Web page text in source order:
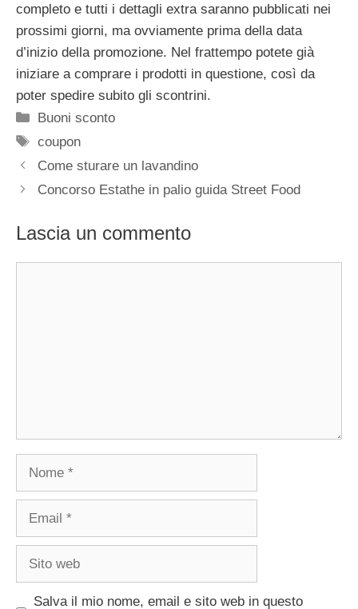
completo e tutti i dettagli extra saranno pubblicati nei
prossimi giorni, ma ovviamente prima della data
d’inizio della promozione. Nel frattempo potete già
iniziare a comprare i prodotti in questione, così da
poter spedire subito gli scontrini.
Categorie
Buoni sconto
Tag
coupon
Come sturare un lavandino
Concorso Estathe in palio guida Street Food
Lascia un commento
Nome
Email
Sito
Salva il mio nome, email e sito web in questo